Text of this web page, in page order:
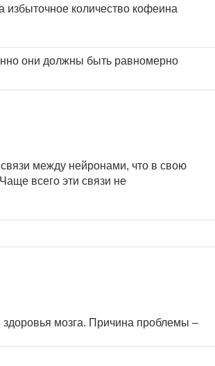
избыточное количество кофеина
они должны быть равномерно
связи между нейронами, что в свою
всего эти связи не
здоровья мозга. Причина проблемы –